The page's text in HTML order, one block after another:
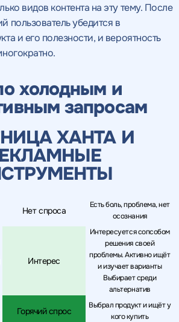
видов контента на эту тему. После
пользователь убедится в
и его полезности, и вероятность
холодным и
запросам
ХАНТА И
Нет спроса
Есть боль, проблема, нет
осознания
Интерес
Интересуется сопсобом
решения своей
проблемы. Активно ищёт
и изучает варианты
Выбирает среди
альтернатив
Горячий спрос
Выбрал продукт и ищёт у
кого купить